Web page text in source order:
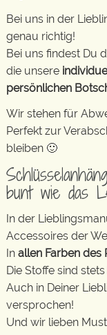
Bei uns in der
genau richtig!
Bei uns findest Du
die unsere
persönlichen
Wir stehen für
Perfekt zur
bleiben 🙂
bunt wie das
In der
Accessoires der
In allen Farben des
Die Stoffe sind
Auch in Deiner
versprochen!
Und wir lieben